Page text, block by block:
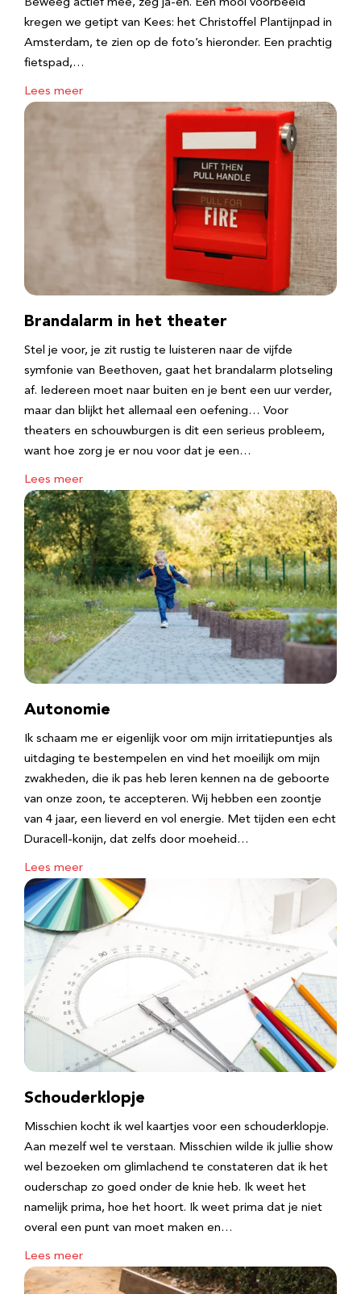
Beweeg actief mee, zeg ja-en. Een mooi voorbeeld
kregen we getipt van Kees: het Christoffel Plantijnpad in
Amsterdam, te zien op de foto’s hieronder. Een prachtig
fietspad,…
Lees meer
Brandalarm in het theater
Stel je voor, je zit rustig te luisteren naar de vijfde
symfonie van Beethoven, gaat het brandalarm plotseling
af. Iedereen moet naar buiten en je bent een uur verder,
maar dan blijkt het allemaal een oefening… Voor
theaters en schouwburgen is dit een serieus probleem,
want hoe zorg je er nou voor dat je een…
Lees meer
Autonomie
Ik schaam me er eigenlijk voor om mijn irritatiepuntjes als
uitdaging te bestempelen en vind het moeilijk om mijn
zwakheden, die ik pas heb leren kennen na de geboorte
van onze zoon, te accepteren. Wij hebben een zoontje
van 4 jaar, een lieverd en vol energie. Met tijden een echt
Duracell-konijn, dat zelfs door moeheid…
Lees meer
Schouderklopje
Misschien kocht ik wel kaartjes voor een schouderklopje.
Aan mezelf wel te verstaan. Misschien wilde ik jullie show
wel bezoeken om glimlachend te constateren dat ik het
ouderschap zo goed onder de knie heb. Ik weet het
namelijk prima, hoe het hoort. Ik weet prima dat je niet
overal een punt van moet maken en…
Lees meer